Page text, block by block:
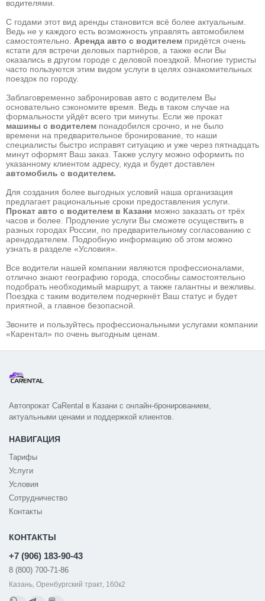
водителями.
С годами этот вид аренды становится всё более актуальным.
Ведь не у каждого есть возможность управлять автомобилем
самостоятельно. Аренда авто с водителем придётся очень
кстати для встречи деловых партнёров, а также если Вы
оказались в другом городе с деловой поездкой. Многие туристы
часто пользуются этим видом услуги в целях ознакомительных
поездок по городу.
Заблаговременно забронировав авто с водителем Вы
основательно сэкономите время. Ведь в таком случае на
формальности уйдёт всего три минуты. Если же прокат
машины с водителем понадобился срочно, и не было
времени на предварительное бронирование, то наши
специалисты быстро исправят ситуацию и уже через пятнадцать
минут оформят Ваш заказ. Также услугу можно оформить по
указанному клиентом адресу, куда и будет доставлен
автомобиль с водителем.
Для создания более выгодных условий наша организация
предлагает рациональные сроки предоставления услуги.
Прокат авто с водителем в Казани можно заказать от трёх
часов и более. Продление услуги Вы сможете осуществить в
разных городах России, по предварительному согласованию с
арендодателем. Подробную информацию об этом можно
узнать в разделе «Условия».
Все водители нашей компании являются профессионалами,
отлично знают географию города, способны самостоятельно
подобрать необходимый маршрут, а также галантны и вежливы.
Поездка с таким водителем подчеркнёт Ваш статус и будет
приятной, а главное безопасной.
Звоните и пользуйтесь профессиональными услугами компании
«Карентал» по очень выгодным ценам.
Автопрокат CaRental в Казани с онлайн-бронированием,
актуальными ценами и поддержкой клиентов.
НАВИГАЦИЯ
Тарифы
Услуги
Условия
Сотрудничество
Контакты
КОНТАКТЫ
+7 (906) 183-90-43
8 (800) 700-71-86
Казань, Оренбургский тракт, 160к2